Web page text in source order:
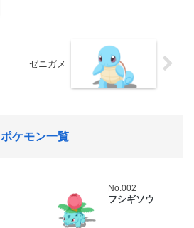
ゼニガメ
ポケモン一覧
No.002
フシギソウ